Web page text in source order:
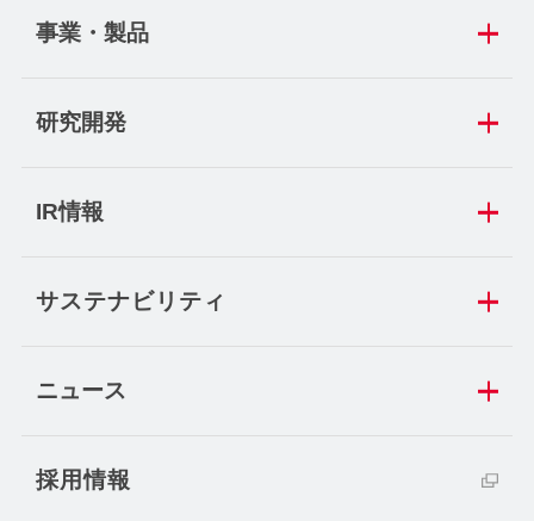
事業・製品
研究開発
IR情報
サステナビリティ
ニュース
採用情報